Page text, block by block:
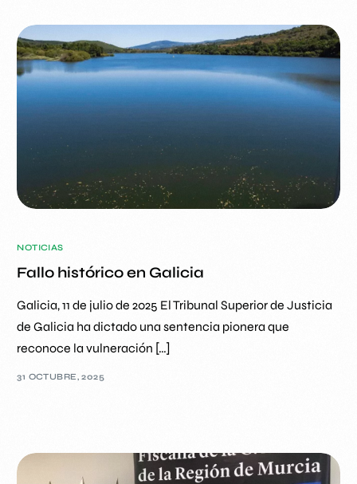
NOTICIAS
Fallo histórico en Galicia
Galicia, 11 de julio de 2025 El Tribunal Superior de Justicia
de Galicia ha dictado una sentencia pionera que
reconoce la vulneración […]
31 OCTUBRE, 2025